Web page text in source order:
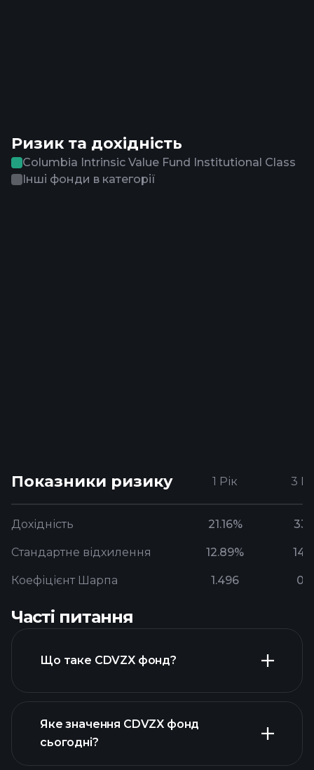
Ризик та дохідність
Columbia Intrinsic Value Fund Institutional Class
Інші фонди в категорії
Показники ризику 1 Рік 3
Дохідність 21.16%
Стандартне відхилення 12.89%
Коефіцієнт Шарпа 1.496
Часті питання
Що таке CDVZX фонд?
Яке значення CDVZX фонд
сьогодні?